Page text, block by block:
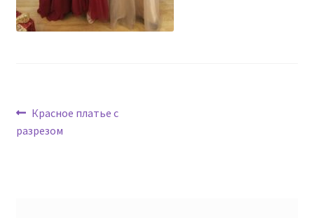
Навигация
по
Предыдущая
запись:
Красное платье с
разрезом